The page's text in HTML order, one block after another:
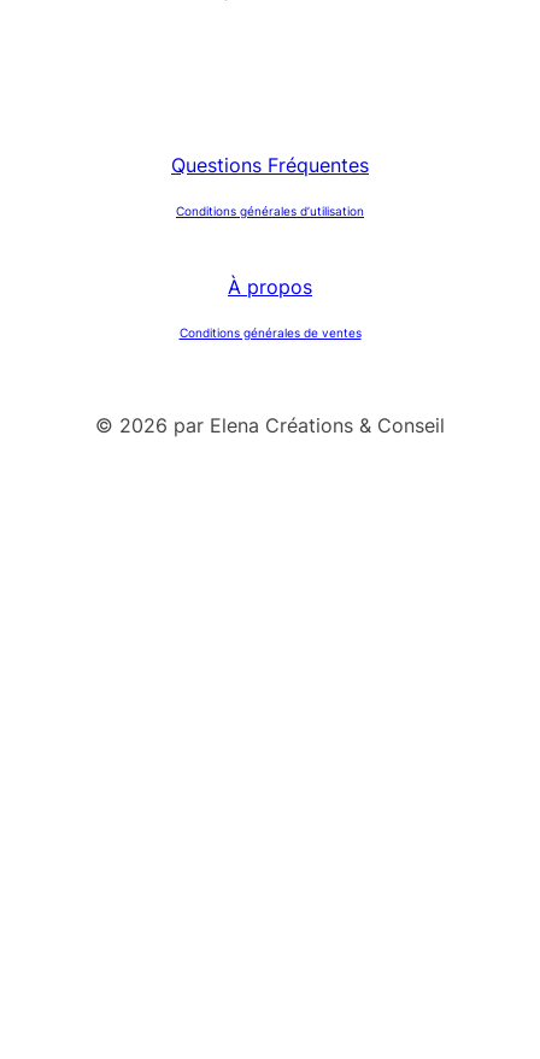
Questions Fréquentes
Conditions générales d’utilisation
À propos
Conditions générales de ventes
© 2026 par Elena Créations & Conseil